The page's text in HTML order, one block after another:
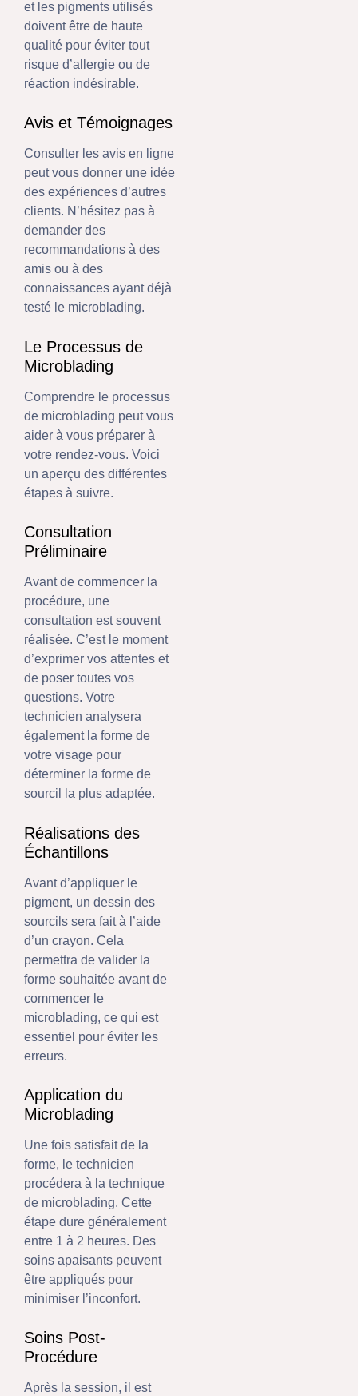
et les pigments utilisés
doivent être de haute
qualité pour éviter tout
risque d’allergie ou de
réaction indésirable.
Avis et Témoignages
Consulter les avis en ligne
peut vous donner une idée
des expériences d’autres
clients. N’hésitez pas à
demander des
recommandations à des
amis ou à des
connaissances ayant déjà
testé le microblading.
Le Processus de
Microblading
Comprendre le processus
de microblading peut vous
aider à vous préparer à
votre rendez-vous. Voici
un aperçu des différentes
étapes à suivre.
Consultation
Préliminaire
Avant de commencer la
procédure, une
consultation est souvent
réalisée. C’est le moment
d’exprimer vos attentes et
de poser toutes vos
questions. Votre
technicien analysera
également la forme de
votre visage pour
déterminer la forme de
sourcil la plus adaptée.
Réalisations des
Échantillons
Avant d’appliquer le
pigment, un dessin des
sourcils sera fait à l’aide
d’un crayon. Cela
permettra de valider la
forme souhaitée avant de
commencer le
microblading, ce qui est
essentiel pour éviter les
erreurs.
Application du
Microblading
Une fois satisfait de la
forme, le technicien
procédera à la technique
de microblading. Cette
étape dure généralement
entre 1 à 2 heures. Des
soins apaisants peuvent
être appliqués pour
minimiser l’inconfort.
Soins Post-
Procédure
Après la session, il est